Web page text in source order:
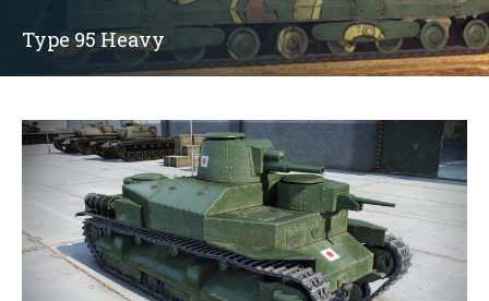
Type 95 Heavy